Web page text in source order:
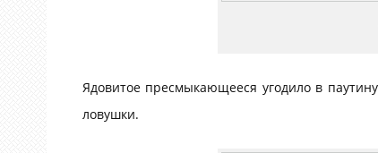
Ядовитое пресмыкающееся угодило в
ловушки.